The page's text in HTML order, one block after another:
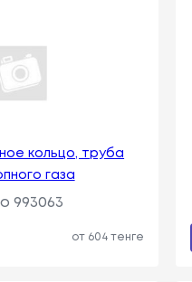
кольцо, труба
газа
993063
от 604 тенге